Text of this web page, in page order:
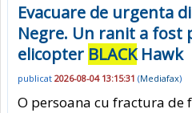
Evacuare de urgenta
Negre. Un ranit a fost
elicopter BLACKHawk
publicat 2026-08-04 13:15:31 (Mediafax)
O persoana cu fractura de